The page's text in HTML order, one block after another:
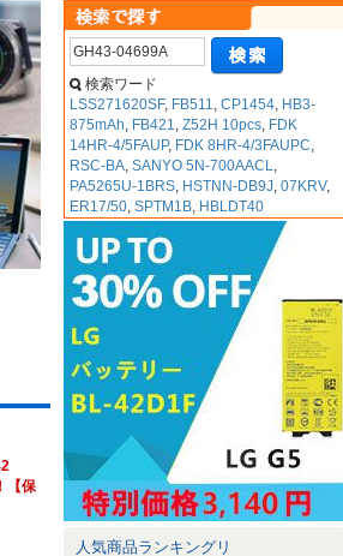
【保
検索ワード
LSS271620SF, FB511,CP1454, HB3-
875mAh, FB421,Z52H 10pcs, FDK
14HR-4/5FAUP, FDK 8HR-4/3FAUPC,
RSC-BA,SANYO 5N-700AACL,
PA5265U-1BRS, HSTNN-DB9J,07KRV,
ER17/50,SPTM1B, HBLDT40
人気商品ランキングリ